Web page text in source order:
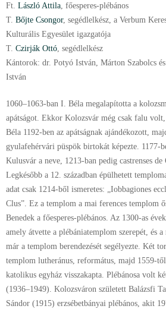
Ft. László Attila , főesperes-plébános
T. Bőjte Csongor, segédlelkész, a Verbum
Kulturális Egyesület igazgatója
T. Czirják Ottó , segédlelkész
Kántorok: dr. Potyó István, Márton Szabolcs és
István
1060–1063-ban I. Béla megalapította a
apátságot. Ekkor Kolozsvár még csak falu
Béla 1192-ben az apátságnak ajándékozott,
gyulafehérvári püspök birtokát képezte. 1177-
Kulusvár a neve, 1213-ban pedig castrenses de
Legkésőbb a 12. században épülhetett
adat csak 1214-ből ismeretes: „Iobbagiones
Clus”. Ez a templom a mai ferences templom
Benedek a főesperes-plébános. Az 1300-as
amely átvette a plébániatemplom szerepét, és
már a templom berendezését segélyezte. Két
templom lutheránus, református, majd 1559-
katolikus egyház visszakapta. Plébánosa volt
(1936–1949). Kolozsváron született Balázsfi
Sándor (1915) erzsébetbányai plébános, akit